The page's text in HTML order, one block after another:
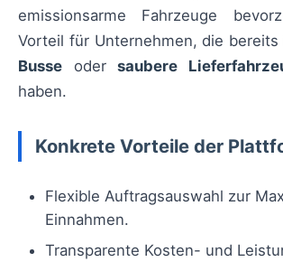
emissionsarme Fahrzeuge
Vorteil für Unternehmen, die bereits
Busse oder saubere
haben.
Konkrete Vorteile der
Flexible Auftragsauswahl zur
Einnahmen.
Transparente Kosten- und